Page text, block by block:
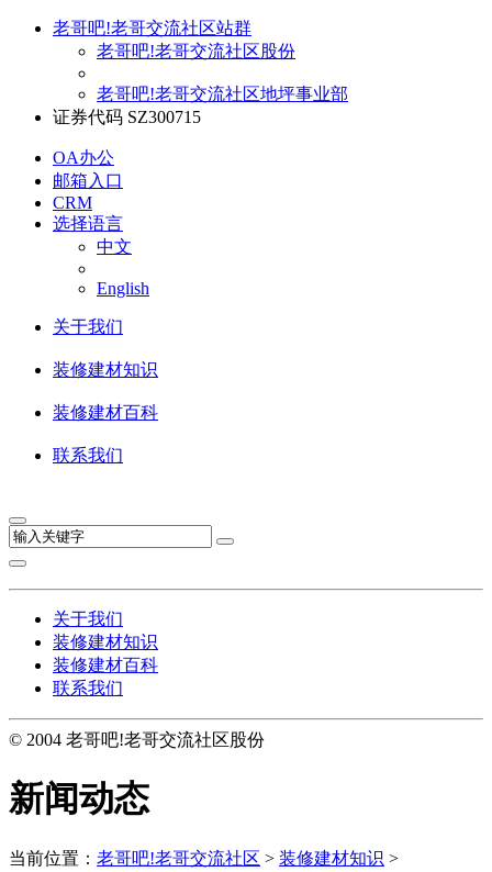
老哥吧!老哥交流社区站群
老哥吧!老哥交流社区股份
老哥吧!老哥交流社区地坪事业部
证券代码 SZ300715
OA办公
邮箱入口
CRM
选择语言
中文
English
关于我们
装修建材知识
装修建材百科
联系我们
关于我们
装修建材知识
装修建材百科
联系我们
© 2004 老哥吧!老哥交流社区股份
新闻动态
当前位置： 老哥吧!老哥交流社区 > 装修建材知识 >